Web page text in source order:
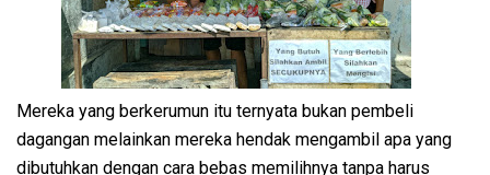
Mereka yang berkerumun itu ternyata bukan pembeli
dagangan melainkan mereka hendak mengambil apa yang
dibutuhkan dengan cara bebas memilihnya tanpa harus